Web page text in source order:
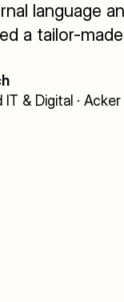
language
a tailor-
& Digital · Acker